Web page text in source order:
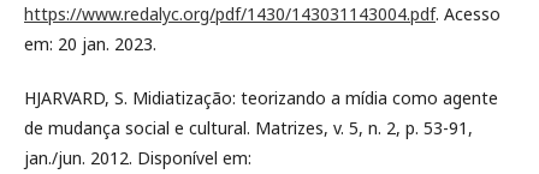
https://www.redalyc.org/pdf/1430/143031143004.pdf. Acesso
em: 20 jan. 2023.
HJARVARD, S. Midiatização: teorizando a mídia como agente
de mudança social e cultural. Matrizes, v. 5, n. 2, p. 53-91,
jan./jun. 2012. Disponível em: